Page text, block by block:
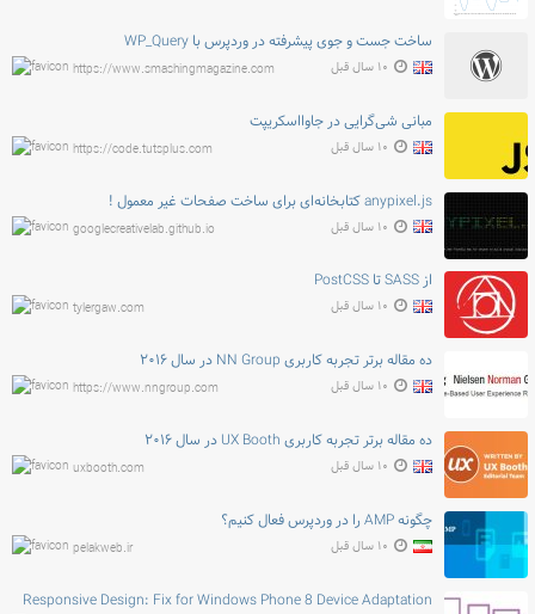
ساخت جست و جوی پیشرفته در وردپرس با WP_Query
https://www.smashingmagazine.com ۱۰ سال قبل
مبانی شی‌گرایی در جاوااسکریپت
https://code.tutsplus.com ۱۰ سال قبل
anypixel.js کتابخانه‌ای برای ساخت صفحات غیر معمول !
googlecreativelab.github.io ۱۰ سال قبل
از SASS تا PostCSS
tylergaw.com ۱۰ سال قبل
ده مقاله برتر تجربه کاربری NN Group در سال ۲۰۱۶
https://www.nngroup.com ۱۰ سال قبل
ده مقاله برتر تجربه کاربری UX Booth در سال ۲۰۱۶
uxbooth.com ۱۰ سال قبل
چگونه AMP را در وردپرس فعال کنیم؟
pelakweb.ir ۱۰ سال قبل
Responsive Design: Fix for Windows Phone 8 Device Adaptation